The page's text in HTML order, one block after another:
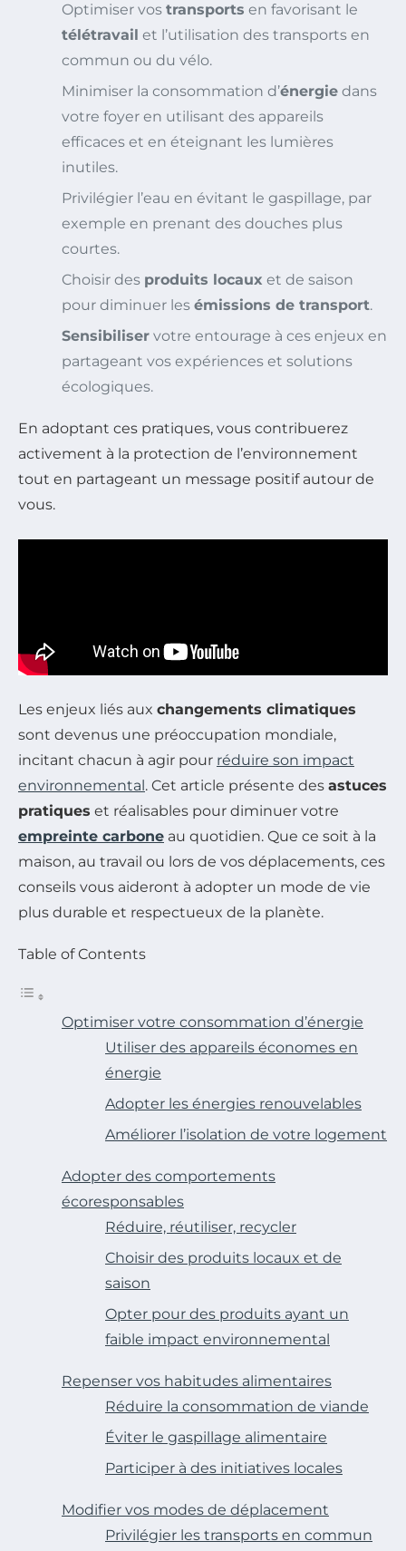
Optimiser vos transports en favorisant le
télétravail et l’utilisation des transports en
commun ou du vélo.
Minimiser la consommation d’énergie dans
votre foyer en utilisant des appareils
efficaces et en éteignant les lumières
inutiles.
Privilégier l’eau en évitant le gaspillage, par
exemple en prenant des douches plus
courtes.
Choisir des produits locaux et de saison
pour diminuer les émissions de transport.
Sensibiliser votre entourage à ces enjeux en
partageant vos expériences et solutions
écologiques.
En adoptant ces pratiques, vous contribuerez
activement à la protection de l’environnement
tout en partageant un message positif autour de
vous.
Les enjeux liés aux changements climatiques
sont devenus une préoccupation mondiale,
incitant chacun à agir pour réduire son impact
environnemental. Cet article présente des astuces
pratiques et réalisables pour diminuer votre
empreinte carbone au quotidien. Que ce soit à la
maison, au travail ou lors de vos déplacements, ces
conseils vous aideront à adopter un mode de vie
plus durable et respectueux de la planète.
Table of Contents
Optimiser votre consommation d’énergie
Utiliser des appareils économes en
énergie
Adopter les énergies renouvelables
Améliorer l’isolation de votre logement
Adopter des comportements
écoresponsables
Réduire, réutiliser, recycler
Choisir des produits locaux et de
saison
Opter pour des produits ayant un
faible impact environnemental
Repenser vos habitudes alimentaires
Réduire la consommation de viande
Éviter le gaspillage alimentaire
Participer à des initiatives locales
Modifier vos modes de déplacement
Privilégier les transports en commun